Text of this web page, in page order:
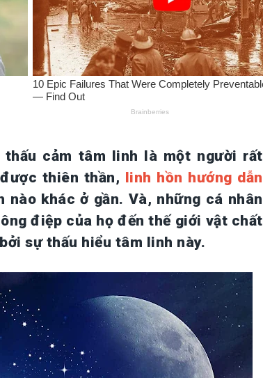
cảm tâm linh là một người rất
thiên thần, linh hồn hướng dẫn
khác ở gần. Và, những cá nhân
điệp của họ đến thế giới vật chất
sự thấu hiểu tâm linh này.